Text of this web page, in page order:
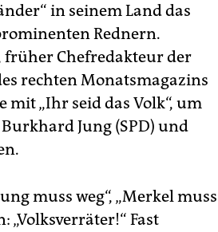
in seinem Land das
Rednern.
früher Chefredakteur der
rechten Monatsmagazins
mit „Ihr seid das Volk“, um
Jung (SPD) und
muss weg“, „Merkel muss
„Volksverräter!“ Fast